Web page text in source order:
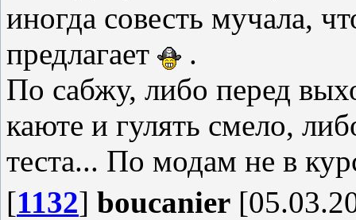
иногда совесть мучала,
предлагает
.
По сабжу, либо перед
каюте и гулять смело,
теста... По модам не в
[1132] boucanier